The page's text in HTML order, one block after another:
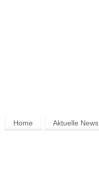
Home Aktuelle News